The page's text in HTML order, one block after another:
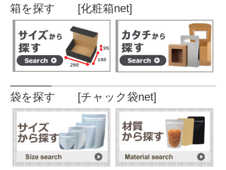
箱を探す [化粧箱net]
袋を探す [チャック袋net]